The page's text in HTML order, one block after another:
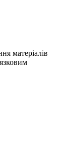
матеріалів